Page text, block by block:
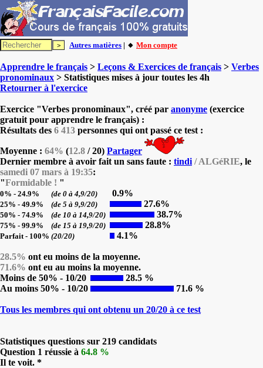
Autres matières | 🔸 Mon compte
Apprendre le français > Leçons & Exercices de français > Verbes
pronominaux > Statistiques mises à jour toutes les 4h
Retourner à l'exercice
Exercice "Verbes pronominaux", créé par anonyme (exercice
gratuit pour apprendre le français) :
Résultats des 6 413 personnes qui ont passé ce test :
Moyenne : 64% (12.8 / 20) Partager
Dernier membre à avoir fait un sans faute : tindi / ALGéRIE, le
samedi 07 mars à 19:35:
"Formidable ! "
0% - 24.9% (de 0 à 4,9/20) 0.9%
25% - 49.9% (de 5 à 9,9/20) 27.6%
50% - 74.9% (de 10 à 14,9/20) 38.7%
75% - 99.9% (de 15 à 19,9/20) 28.8%
Parfait - 100% (20/20) 4.1%
28.5% ont eu moins de la moyenne.
71.6% ont eu au moins la moyenne.
Moins de 50% - 10/20
28.5 %
Au moins 50% - 10/20
71.6 %
Tous les membres qui ont obtenu un 20/20 à ce test
Statistiques questions sur 219 candidats
Question 1 réussie à 64.8 %
Il te voit. *